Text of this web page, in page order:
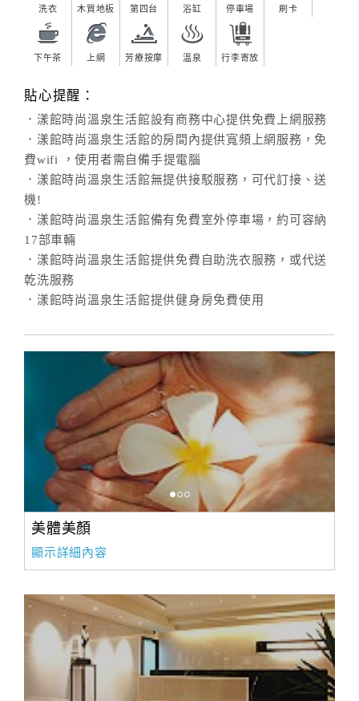
洗衣 木質地板 第四台 浴缸 停車場 刷卡
下午茶 上網 芳療按摩 溫泉 行李寄放
貼心提醒：
．漾館時尚溫泉生活館設有商務中心提供免費上網服務
．漾館時尚溫泉生活館的房間內提供寬頻上網服務，免
費wifi ，使用者需自備手提電腦
．漾館時尚溫泉生活館無提供接駁服務，可代訂接、送
機!
．漾館時尚溫泉生活館備有免費室外停車場，約可容納
17部車輛
．漾館時尚溫泉生活館提供免費自助洗衣服務，或代送
乾洗服務
．漾館時尚溫泉生活館提供健身房免費使用
美體美顏
顯示詳細內容